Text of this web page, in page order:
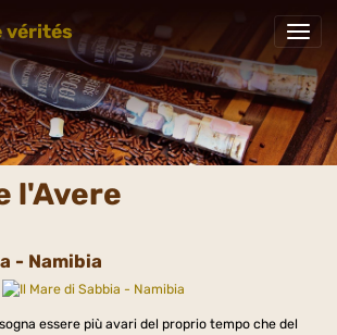
vérités
l'Avere
- Namibia
essere più avari del proprio tempo che del